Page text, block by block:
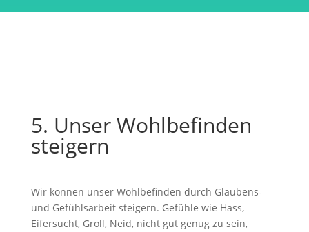
5. Unser Wohlbefinden
steigern
Wir können unser Wohlbefinden durch Glaubens-
und Gefühlsarbeit steigern. Gefühle wie Hass,
Eifersucht, Groll, Neid, nicht gut genug zu sein,